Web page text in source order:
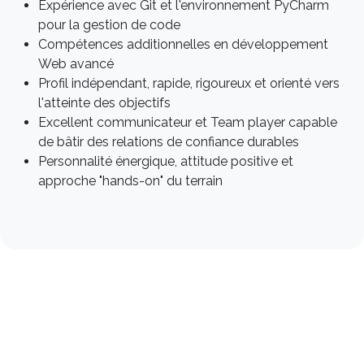
Expérience avec Git et l'environnement PyCharm
pour la gestion de code
Compétences additionnelles en développement
Web avancé
Profil indépendant, rapide, rigoureux et orienté vers
l'atteinte des objectifs
Excellent communicateur et Team player capable
de bâtir des relations de confiance durables
Personnalité énergique, attitude positive et
approche "hands-on" du terrain